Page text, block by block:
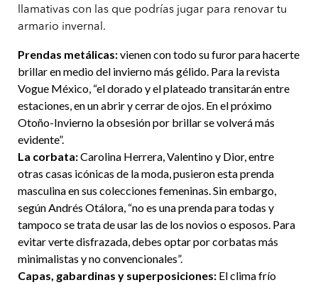
llamativas con las que podrías jugar para renovar tu
armario invernal.
Prendas metálicas:vienen con todo su furor para hacerte
brillar en medio del invierno más gélido. Para la revista
Vogue México, “el dorado y el plateado transitarán entre
estaciones, en un abrir y cerrar de ojos. En el próximo
Otoño-Invierno la obsesión por brillar se volverá más
evidente”.
La corbata:Carolina Herrera, Valentino y Dior, entre
otras casas icónicas de la moda, pusieron esta prenda
masculina en sus colecciones femeninas. Sin embargo,
según Andrés Otálora, “no es una prenda para todas y
tampoco se trata de usar las de los novios o esposos. Para
evitar verte disfrazada, debes optar por corbatas más
minimalistas y no convencionales”.
Capas, gabardinas y superposiciones: El clima frío